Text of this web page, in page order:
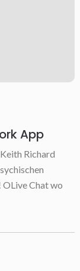
App
Richard
OLive Chat wo